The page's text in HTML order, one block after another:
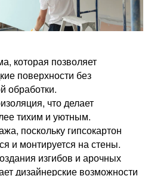
которая позволяет
поверхности без
обработки.
что делает
тихим и уютным.
поскольку гипсокартон
и монтируется на стены.
изгибов и арочных
дизайнерские возможности